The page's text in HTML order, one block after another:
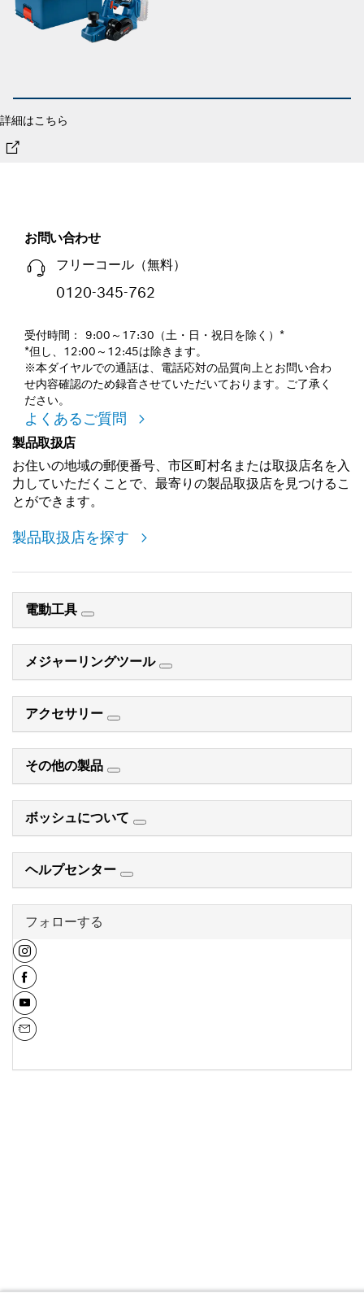
詳細はこちら
お問い合わせ
フリーコール（無料）
0120-345-762
受付時間： 9:00～17:30（土・日・祝日を除く）*
*但し、12:00～12:45は除きます。
※本ダイヤルでの通話は、電話応対の品質向上とお問い合わ
せ内容確認のため録音させていただいております。ご了承く
ださい。
よくあるご質問
製品取扱店
お住いの地域の郵便番号、市区町村名または取扱店名を入
力していただくことで、最寄りの製品取扱店を見つけるこ
とができます。
製品取扱店を探す
電動工具
メジャーリングツール
アクセサリー
その他の製品
ボッシュについて
ヘルプセンター
フォローする